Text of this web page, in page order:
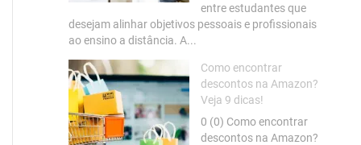
entre estudantes que
desejam alinhar objetivos pessoais e profissionais
ao ensino a distância. A...
Como encontrar
descontos na Amazon?
Veja 9 dicas!
0 (0) Como encontrar
descontos na Amazon?